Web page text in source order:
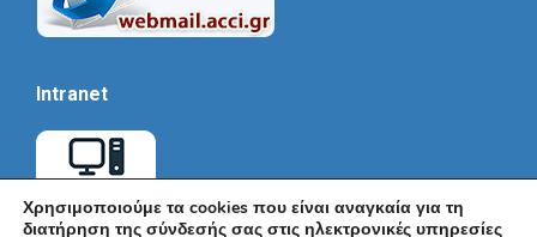
Intranet
Χρησιμοποιούμε τα cookies που είναι αναγκαία για τη
διατήρηση της σύνδεσής σας στις ηλεκτρονικές υπηρεσίες